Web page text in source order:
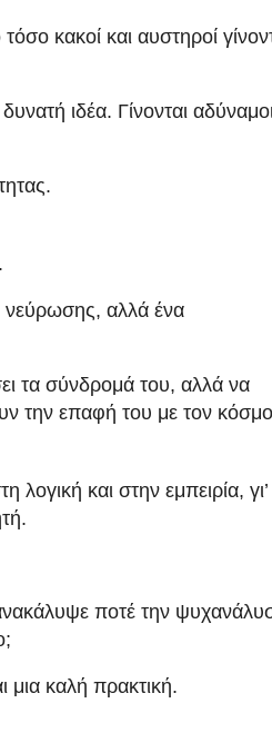
κακοί και αυστηροί
ιδέα. Γίνονται
νεύρωσης, αλλά ένα
τα σύνδρομά του, αλλά να
την επαφή του με τον
και στην εμπειρία,
ποτέ την
μια καλή πρακτική.